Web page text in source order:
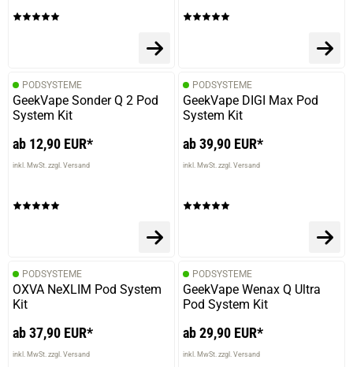
Arif E.
verifizierter Onlinekauf.
07.04.2025 — via
Trustedshops.de
verifizierter Onlinekauf.
04.04.2025 — via
Trustedshops.de
Gabriele H.
PODSYSTEME
GeekVape Sonder Q 2 Pod
System Kit
ab 12,90 EUR*
inkl. MwSt. zzgl. Versand
PODSYSTEME
GeekVape DIGI Max Pod
System Kit
ab 39,90 EUR*
inkl. MwSt. zzgl. Versand
PODSYSTEME
OXVA NeXLIM Pod System
Kit
ab 37,90 EUR*
inkl. MwSt. zzgl. Versand
PODSYSTEME
GeekVape Wenax Q Ultra
Pod System Kit
ab 29,90 EUR*
inkl. MwSt. zzgl. Versand